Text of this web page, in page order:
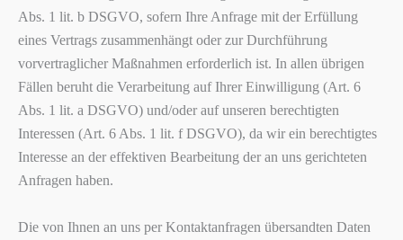
Abs. 1 lit. b DSGVO, sofern Ihre Anfrage mit der Erfüllung
eines Vertrags zusammenhängt oder zur Durchführung
vorvertraglicher Maßnahmen erforderlich ist. In allen übrigen
Fällen beruht die Verarbeitung auf Ihrer Einwilligung (Art. 6
Abs. 1 lit. a DSGVO) und/oder auf unseren berechtigten
Interessen (Art. 6 Abs. 1 lit. f DSGVO), da wir ein berechtigtes
Interesse an der effektiven Bearbeitung der an uns gerichteten
Anfragen haben.
Die von Ihnen an uns per Kontaktanfragen übersandten Daten